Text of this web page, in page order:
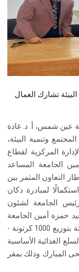
الخريجين
الموظفون
الزائـرون
تشارك العمال
عين شمس، أ. د. غادة
وتنمية البيئة،
المركزية لقطاع
الجامعة المساعد
التعاون المثمر بين
لمبادرة دكان
الجامعة لشئون
حمزة أمين الجامعة
المساعد لشئون خدمة المجتمع وتنمية البيئة بتوزيع 1000 كرتونة -
الغذائية الأساسية
المبارك وذلك بمقر